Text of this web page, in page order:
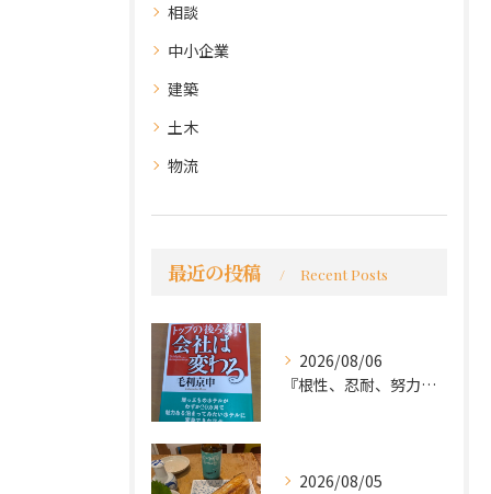
相談
中小企業
建築
土木
物流
最近の投稿 Recent Posts
2026/08/06
『根性、忍耐、努力という言葉は死語なのか』
2026/08/05